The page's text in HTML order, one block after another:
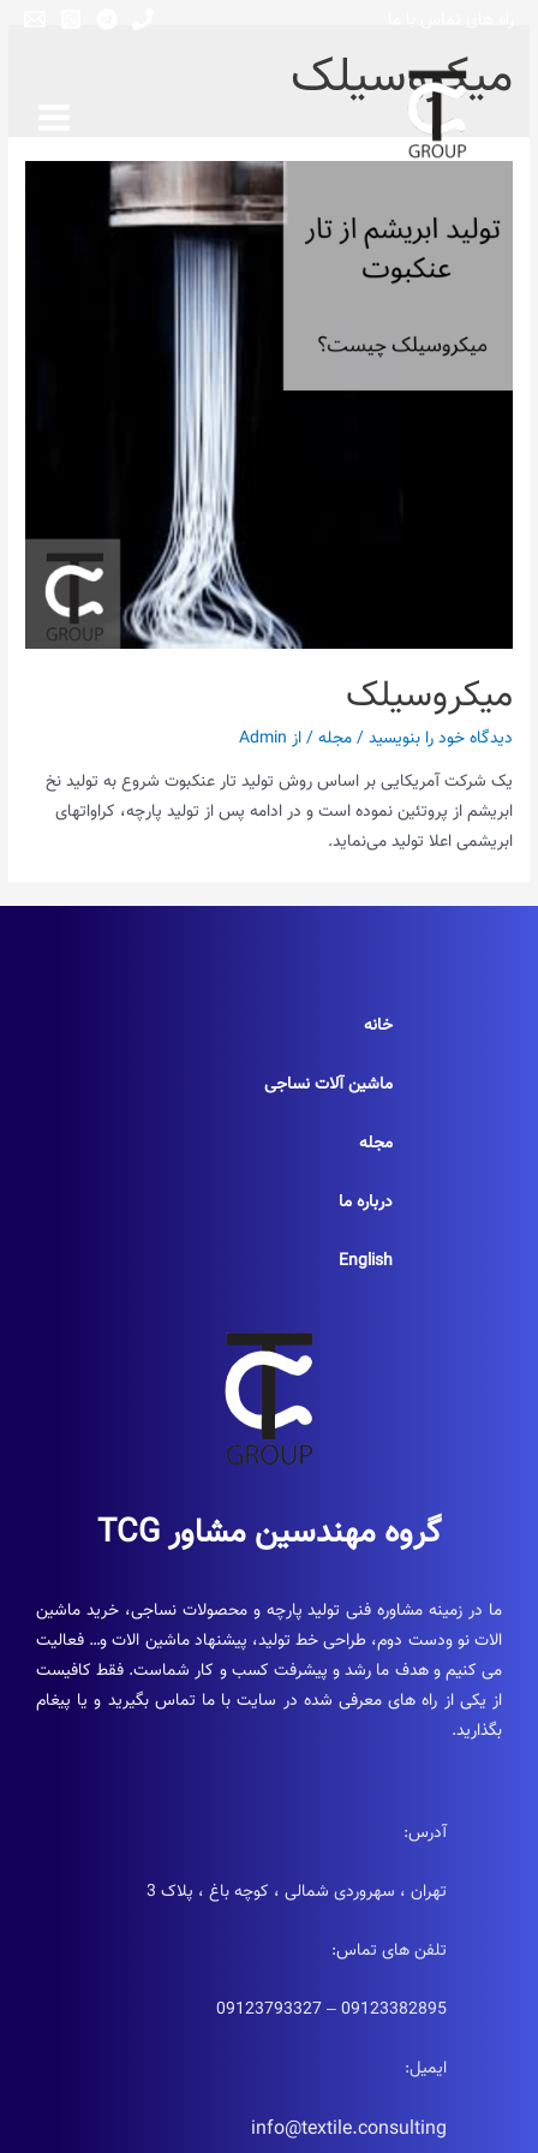
میکروسیلک
میکروسیلک
دیدگاه‌ خود را بنویسید/مجله/ از Admin
یک شرکت آمریکایی بر اساس روش تولید تار عنکبوت شروع به تولید نخ
ابریشم از پروتئین نموده است و در ادامه پس از تولید پارچه، کراواتهای
ابریشمی اعلا تولید می‌نماید.
خانه
ماشین آلات نساجی
مجله
درباره ما
English
گروه مهندسین مشاور TCG
ما در زمینه مشاوره فنی تولید پارچه و محصولات نساجی، خرید ماشین
الات نو ودست دوم، طراحی خط تولید، پیشنهاد ماشین الات و… فعالیت
می کنیم و هدف ما رشد و پیشرفت کسب و کار شماست. فقط کافیست
از یکی از راه های معرفی شده در سایت با ما تماس بگیرید و یا پیغام
بگذارید.
آدرس:
تهران ، سهروردی شمالی ، کوچه باغ ، پلاک 3
تلفن های تماس:
09123382895 – 09123793327
ایمیل:
info@textile.consulting